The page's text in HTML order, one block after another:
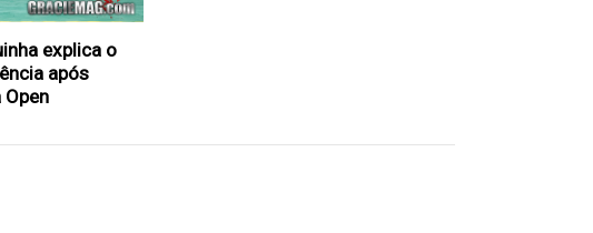
explica o
após